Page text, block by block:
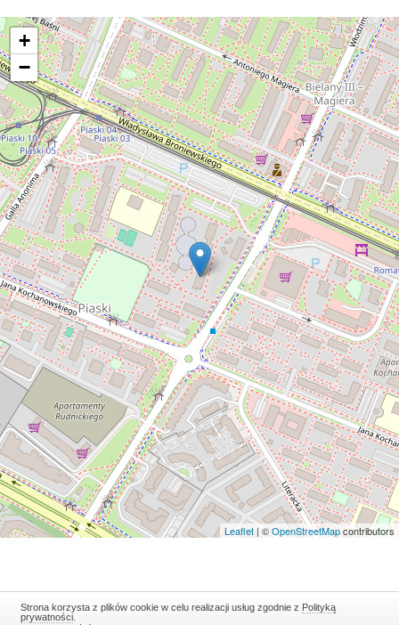
+
−
Leaflet | ©OpenStreetMapcontributors
Strona korzysta z plików cookie w celu realizacji usług zgodnie z Polityką
prywatności